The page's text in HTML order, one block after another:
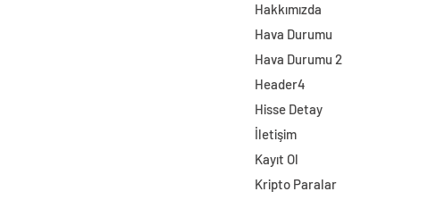
Hakkımızda
Hava Durumu
Hava Durumu 2
Header4
Hisse Detay
İletişim
Kayıt Ol
Kripto Paralar